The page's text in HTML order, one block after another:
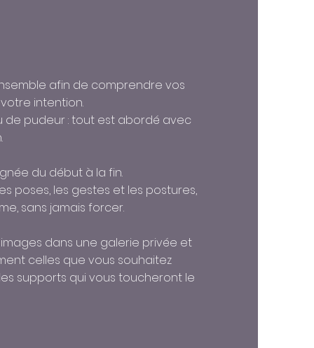
afin de comprendre vos
intention.
de pudeur : tout est abordé avec
du début à la fin.
poses, les gestes et les postures,
sans jamais forcer.
dans une galerie privée et
celles que vous souhaitez
supports qui vous toucheront le